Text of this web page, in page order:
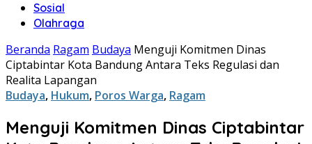
Sosial
Olahraga
Beranda Ragam Budaya Menguji Komitmen Dinas
Ciptabintar Kota Bandung Antara Teks Regulasi dan
Realita Lapangan
Budaya, Hukum, Poros Warga, Ragam
Menguji Komitmen Dinas Ciptabintar